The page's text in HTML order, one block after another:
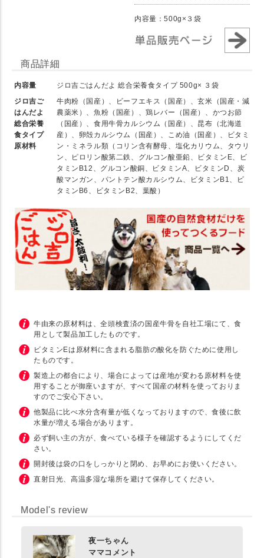
内容量：500g×３袋
商品詳細
内容量
ジロ吉ごはんだよ 総合栄養食タイプ 500g× ３袋
ジロ吉ご
はんだよ
総合栄養
食タイプ
原材料
牛肉粉（国産）、ビーフエキス（国産）、玄米（国産・減
農薬米）、魚粉（国産）、鶏レバー（国産）、かつお節
（国産）、食用牛骨カルシウム（国産）、昆布（北海道
産）、卵殻カルシウム（国産）、こめ油（国産）、ビタミ
ン・ミネラル類（コリン含有酵母、塩化カリウム、タウリ
ン、ピロリン酸第二鉄、グルコン酸亜鉛、ビタミンE、ビ
タミンB12、グルコン酸銅、ビタミンA、ビタミンD、炭
酸マンガン、パントテン酸カルシウム、ビタミンB1、ビ
タミンB6、ビタミンB2、葉酸）
牛由来の原材料は、全頭検査済の国産牛骨を自社工場にて、食
用として製品加工したものです。
ビタミンEは原材料に含まれる脂肪の酸化を防ぐために使用し
たものです。
製造上の都合により、場合によっては産地が変わる原材料を使
用することが御座いますが、すべて国産の材料を使っておりま
すのでご安心下さい。
他製品に比べ水分含有量が低くなっておりますので、食後に飲
水量が増える場合があります。
必ず飼い主の方が、食べている様子を確認するようにしてくだ
さい。
開封後は袋の口をしっかりと閉め、お早めにお使いください。
直射日光、高温多湿な場所を避けて保存してください。
Model's review
夜一ちゃん
ママコメント